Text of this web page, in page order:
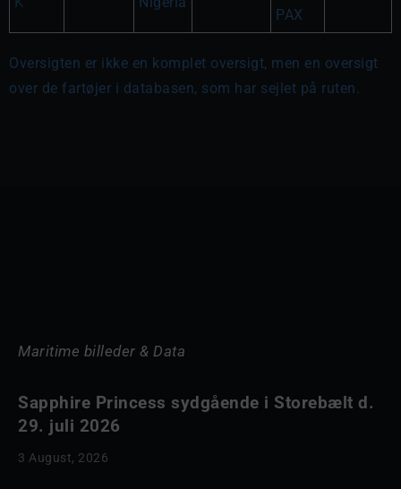
PAX
Oversigten er ikke en komplet oversigt, men en oversigt
over de fartøjer i databasen, som har sejlet på ruten.
Maritime billeder & Data
Sapphire Princess sydgående i Storebælt d.
29. juli 2026
3 August, 2026